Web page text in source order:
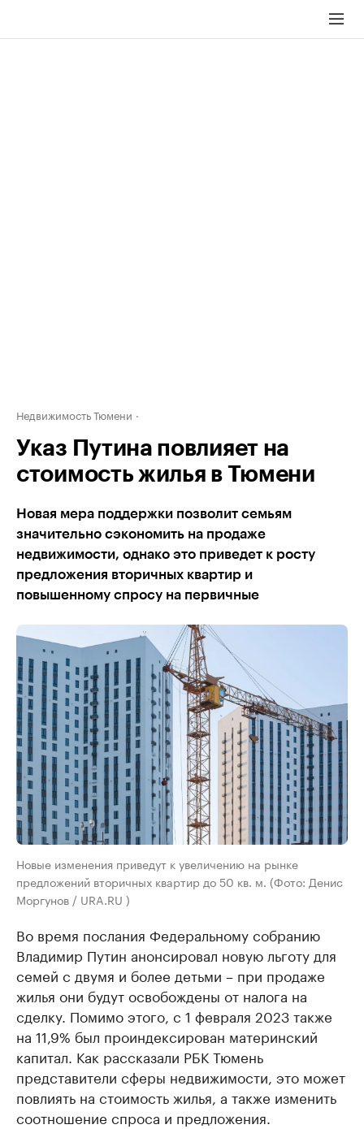
Недвижимость Тюмени
Указ Путина повлияет на
стоимость жилья в Тюмени
Новая мера поддержки позволит семьям
значительно сэкономить на продаже
недвижимости, однако это приведет к росту
предложения вторичных квартир и
повышенному спросу на первичные
Новые изменения приведут к увеличению на рынке
предложений вторичных квартир до 50 кв. м. (Фото: Денис
Моргунов / URA.RU )
Во время послания Федеральному собранию
Владимир Путин анонсировал новую льготу для
семей с двумя и более детьми – при продаже
жилья они будут освобождены от налога на
сделку. Помимо этого, с 1 февраля 2023 также
на 11,9% был проиндексирован материнский
капитал. Как рассказали РБК Тюмень
представители сферы недвижимости, это может
повлиять на стоимость жилья, а также изменить
соотношение спроса и предложения.